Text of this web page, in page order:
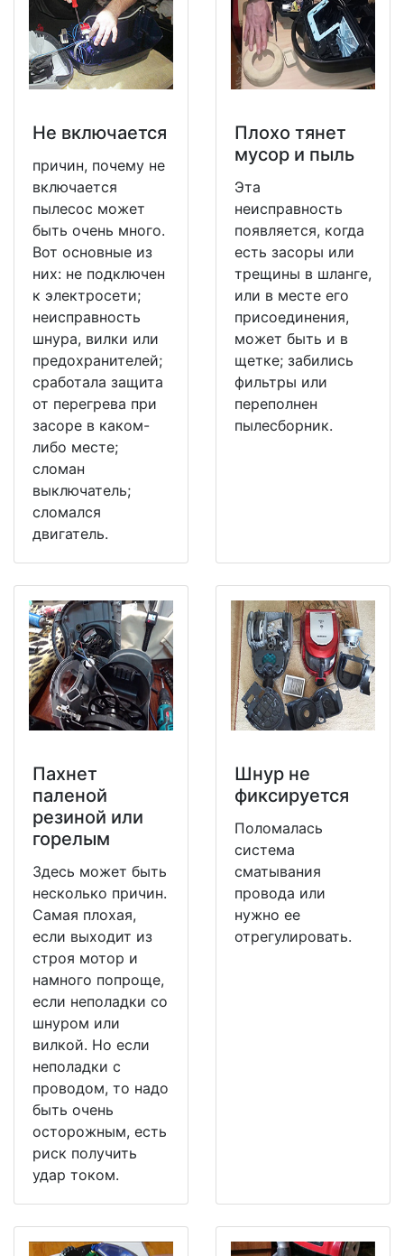
Не включается
причин, почему не
включается
пылесос может
быть очень много.
Вот основные из
них: не подключен
к электросети;
неисправность
шнура, вилки или
предохранителей;
сработала защита
от перегрева при
засоре в каком-
либо месте;
сломан
выключатель;
сломался
двигатель.
Плохо тянет
мусор и пыль
Эта
неисправность
появляется, когда
есть засоры или
трещины в шланге,
или в месте его
присоединения,
может быть и в
щетке; забились
фильтры или
переполнен
пылесборник.
Пахнет
паленой
резиной или
горелым
Здесь может быть
несколько причин.
Самая плохая,
если выходит из
строя мотор и
намного попроще,
если неполадки со
шнуром или
вилкой. Но если
неполадки с
проводом, то надо
быть очень
осторожным, есть
риск получить
удар током.
Шнур не
фиксируется
Поломалась
система
сматывания
провода или
нужно ее
отрегулировать.